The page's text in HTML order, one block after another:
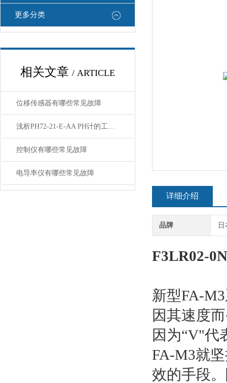
更多分类
相关文章 / ARTICLE
位移传感器有哪些常见故障
浅析PH72-21-E-AA PH计的工作原理与应用
控制仪有哪些常见故障
电导率仪有哪些常见故障
详细介绍
品牌
F3LR02-
新型FA-
因其速度
因为“V"代
FA-M3就
效的手段